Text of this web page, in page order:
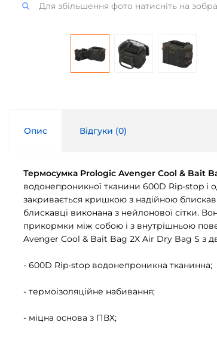
Для збільшення фото натисніть на
Опис Відгуки (0)
Термосумка Prologic Avenger Cool & Bait
водонепроникної тканини 600D Rip-stop і
закривається кришкою з надійною
блискавці виконана з нейлонової сітки.
прикормки між собою і з внутрішньою
Avenger Cool & Bait Bag 2X Air Dry Bag S з
- 600D Rip-stop водонепроникна тканинна;
- термоізоляційне набивання;
- міцна основа з ПВХ;